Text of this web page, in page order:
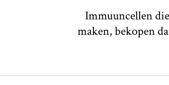
Immuuncellen
maken, bekopen